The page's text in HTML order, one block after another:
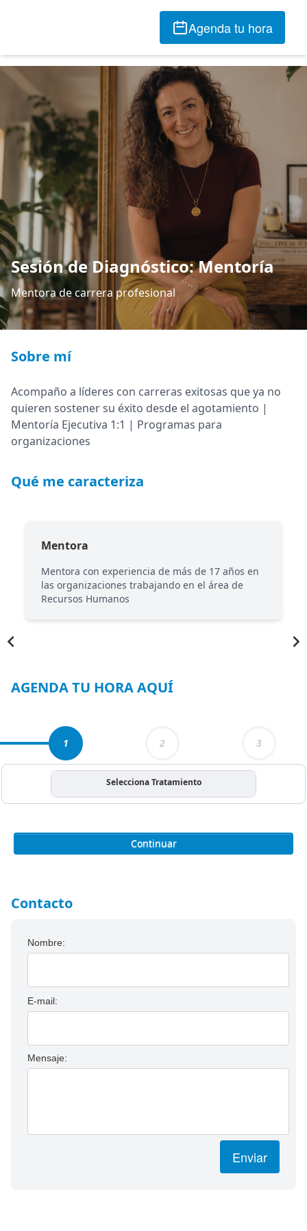
Agenda tu hora
Sesión de Diagnóstico: Mentoría
Mentora de carrera profesional
Sobre mí
Acompaño a líderes con carreras exitosas que ya no
quieren sostener su éxito desde el agotamiento |
Mentoría Ejecutiva 1:1 | Programas para
organizaciones
Qué me caracteriza
Mentora
Mentora con experiencia de más de 17 años en
las organizaciones trabajando en el área de
Recursos Humanos
AGENDA TU HORA AQUÍ
1 2 3
Selecciona Tratamiento
Continuar
Contacto
Nombre:
E-mail:
Mensaje:
Enviar